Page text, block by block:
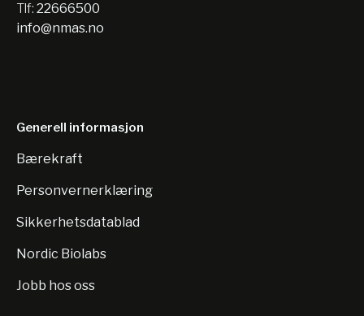
Tlf: 22666500
info@nmas.no
Generell informasjon
Bærekraft
Personvernerklæring
Sikkerhetsdatablad
Nordic Biolabs
Jobb hos oss